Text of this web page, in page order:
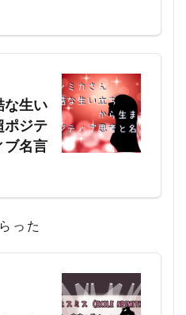
な生い
ポジテ
ブ名言
った